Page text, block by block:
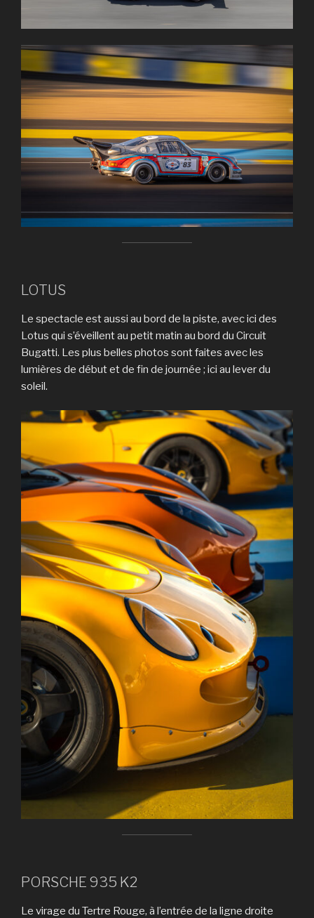
LOTUS
Le spectacle est aussi au bord de la piste, avec ici des
Lotus qui s’éveillent au petit matin au bord du Circuit
Bugatti. Les plus belles photos sont faites avec les
lumières de début et de fin de journée ; ici au lever du
soleil.
PORSCHE 935 K2
Le virage du Tertre Rouge, à l’entrée de la ligne droite